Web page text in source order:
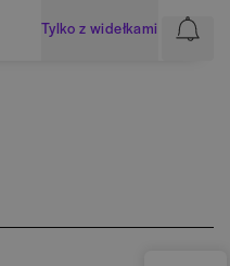
Tylko z widełkami